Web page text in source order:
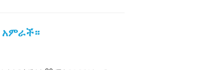
አምራች።